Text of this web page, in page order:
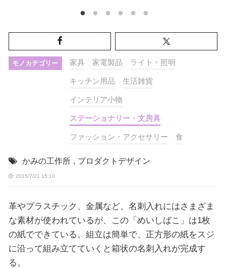
モノカテゴリー 家具 家電製品 ライト・照明
キッチン用品 生活雑貨
インテリア小物
ステーショナリー・文房具
ファッション・アクセサリー 食
かみの工作所 , プロダクトデザイン
2015/7/21 15:10
革やプラスチック、金属など、名刺入れにはさまざま
な素材が使われているが、この「めいしばこ」は1枚
の紙でできている。組立は簡単で、正方形の紙をスジ
に沿って組み立てていくと箱状の名刺入れが完成す
る。